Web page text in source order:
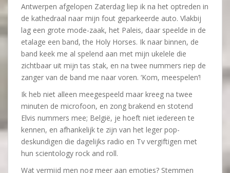
Antwerpen afgelopen Zaterdag liep ik na het optreden in
de kathedraal naar mijn fout geparkeerde auto. Vlakbij
lag een grote mode-zaak, het Paleis, daar speelde in de
etalage een band, the Holy Horses. Ik naar binnen, de
band keek me al spelend aan met mijn ukelele die
zichtbaar uit mijn tas stak, en na twee nummers riep de
zanger van de band me naar voren. ‘Kom, meespelen’!
Ik heb niet alleen meegespeeld maar kreeg na twee
minuten de microfoon, en zong brakend en stotend
Elvis nummers mee; België, je hoeft niet iedereen te
kennen, en afhankelijk te zijn van het leger pop-
deskundigen die dagelijks radio en Tv vergiftigen met
hun scientology rock and roll.
Wat vermijd men nog meer aan emoties? Stemmen